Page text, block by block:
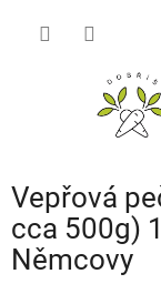
Vepřová
cca 500g)
Němcovy